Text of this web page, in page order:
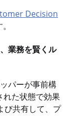
Decision
業務を賢くル
パーが事前構
れた状態で効果
び共有して、プ